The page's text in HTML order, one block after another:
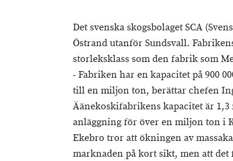
Det svenska skogsbolaget SCA
Östrand utanför Sundsvall.
storleksklass som den fabrik som
- Fabriken har en kapacitet på 900
till en miljon ton, berättar chefen
Äänekoskifabrikens kapacitet är
anläggning för över en miljon ton i
Ekebro tror att ökningen av
marknaden på kort sikt, men att